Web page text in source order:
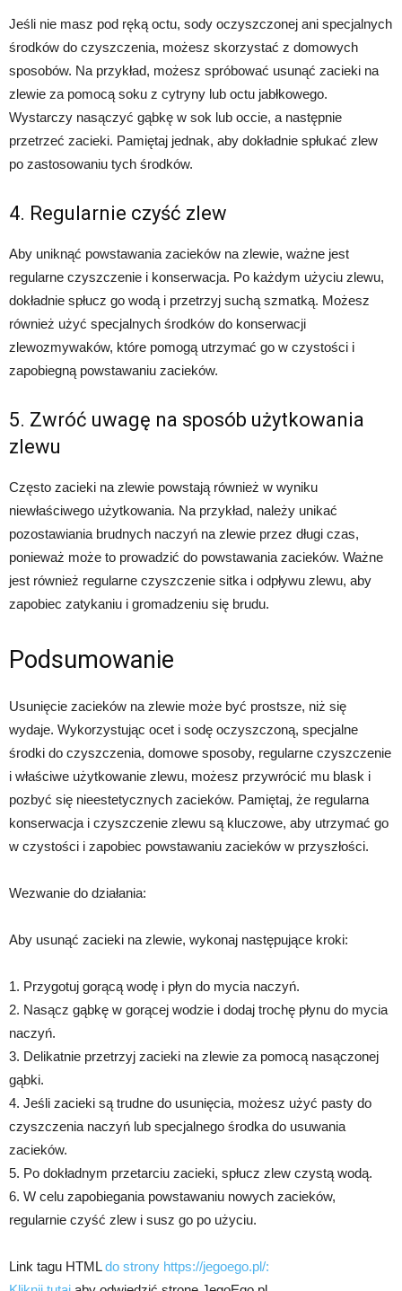
Jeśli nie masz pod ręką octu, sody oczyszczonej ani specjalnych
środków do czyszczenia, możesz skorzystać z domowych
sposobów. Na przykład, możesz spróbować usunąć zacieki na
zlewie za pomocą soku z cytryny lub octu jabłkowego.
Wystarczy nasączyć gąbkę w sok lub occie, a następnie
przetrzeć zacieki. Pamiętaj jednak, aby dokładnie spłukać zlew
po zastosowaniu tych środków.
4. Regularnie czyść zlew
Aby uniknąć powstawania zacieków na zlewie, ważne jest
regularne czyszczenie i konserwacja. Po każdym użyciu zlewu,
dokładnie spłucz go wodą i przetrzyj suchą szmatką. Możesz
również użyć specjalnych środków do konserwacji
zlewozmywaków, które pomogą utrzymać go w czystości i
zapobiegną powstawaniu zacieków.
5. Zwróć uwagę na sposób użytkowania
zlewu
Często zacieki na zlewie powstają również w wyniku
niewłaściwego użytkowania. Na przykład, należy unikać
pozostawiania brudnych naczyń na zlewie przez długi czas,
ponieważ może to prowadzić do powstawania zacieków. Ważne
jest również regularne czyszczenie sitka i odpływu zlewu, aby
zapobiec zatykaniu i gromadzeniu się brudu.
Podsumowanie
Usunięcie zacieków na zlewie może być prostsze, niż się
wydaje. Wykorzystując ocet i sodę oczyszczoną, specjalne
środki do czyszczenia, domowe sposoby, regularne czyszczenie
i właściwe użytkowanie zlewu, możesz przywrócić mu blask i
pozbyć się nieestetycznych zacieków. Pamiętaj, że regularna
konserwacja i czyszczenie zlewu są kluczowe, aby utrzymać go
w czystości i zapobiec powstawaniu zacieków w przyszłości.
Wezwanie do działania:
Aby usunąć zacieki na zlewie, wykonaj następujące kroki:
1. Przygotuj gorącą wodę i płyn do mycia naczyń.
2. Nasącz gąbkę w gorącej wodzie i dodaj trochę płynu do mycia
naczyń.
3. Delikatnie przetrzyj zacieki na zlewie za pomocą nasączonej
gąbki.
4. Jeśli zacieki są trudne do usunięcia, możesz użyć pasty do
czyszczenia naczyń lub specjalnego środka do usuwania
zacieków.
5. Po dokładnym przetarciu zacieki, spłucz zlew czystą wodą.
6. W celu zapobiegania powstawaniu nowych zacieków,
regularnie czyść zlew i susz go po użyciu.
Link tagu HTMLdo strony https://jegoego.pl/: